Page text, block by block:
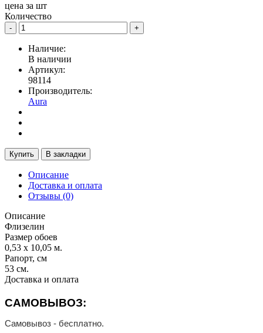
цена за шт
Количество
- +
Наличие:
В наличии
Артикул:
98114
Производитель:
Aura
Купить В закладки
Описание
Доставка и оплата
Отзывы (0)
Описание
Флизелин
Размер обоев
0,53 х 10,05 м.
Рапорт, см
53 см.
Доставка и оплата
САМОВЫВОЗ:
Самовывоз - бесплатно.